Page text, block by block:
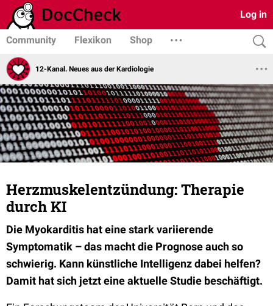
Log in
Community Flexikon Shop
12-Kanal. Neues aus der Kardiologie
Herzmuskelentzündung: Therapie
durch KI
Die Myokarditis hat eine stark variierende
Symptomatik – das macht die Prognose auch so
schwierig. Kann künstliche Intelligenz dabei helfen?
Damit hat sich jetzt eine aktuelle Studie beschäftigt.